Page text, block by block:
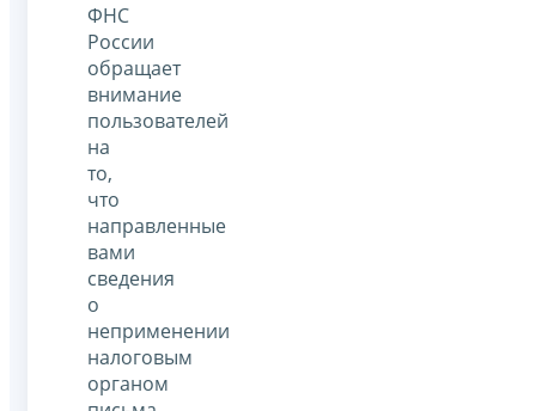
ФНС
России
обращает
внимание
пользователей
на
то,
что
направленные
вами
сведения
о
неприменении
налоговым
органом